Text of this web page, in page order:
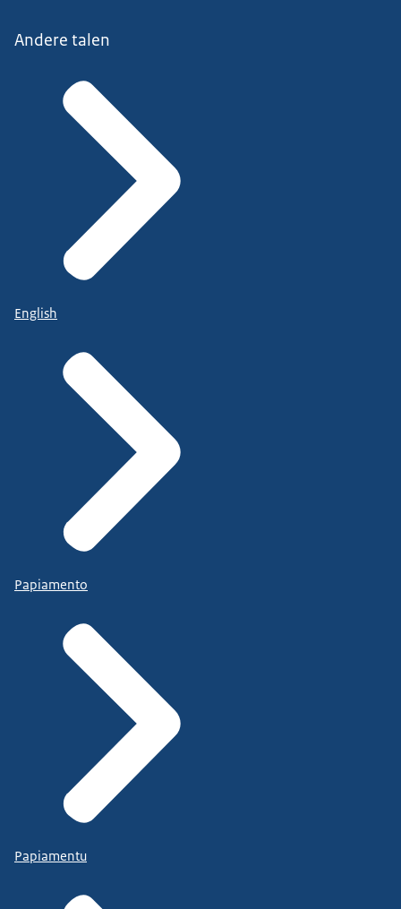
Andere talen
English
Papiamento
Papiamentu